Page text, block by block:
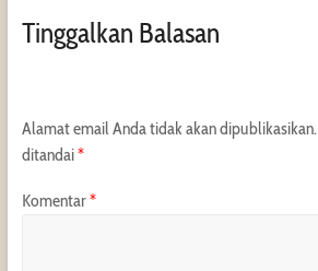
Tinggalkan Balasan
Alamat email Anda tidak akan dipublikasikan.
ditandai*
Komentar*